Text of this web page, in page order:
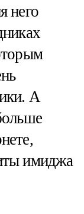
него
А
имиджа